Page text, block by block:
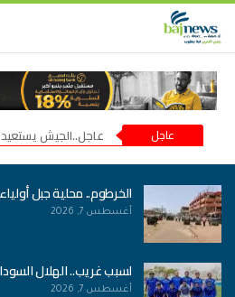
عاجل
الخرطوم.. محلية جبل
أغسطس 7, 2026
لسبب غريب.. الهلال
أغسطس 7, 2026